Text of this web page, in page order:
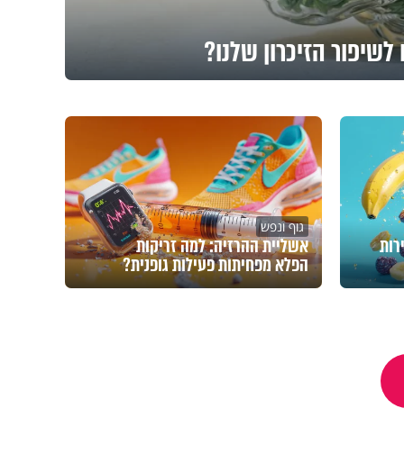
הזיכרון שלנו?
גוף ונפש
אשליית ההרזיה: למה זריקות
הפלא מפחיתות פעילות גופנית?